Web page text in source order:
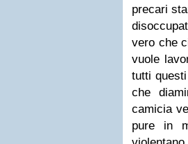
precari
vero che
vuole
tutti
che
camicia
pure in